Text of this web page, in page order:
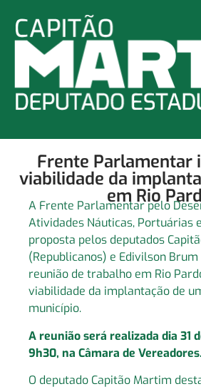
Frente Parlamentar
viabilidade da
em Rio
A Frente Parlamentar pelo
Atividades Náuticas, Portuárias
proposta pelos deputados
(Republicanos) e Edivilson
reunião de trabalho em Rio
viabilidade da implantação de
município.
A reunião será realizada dia 31
9h30, na Câmara de Vereadores.
O deputado Capitão Martim